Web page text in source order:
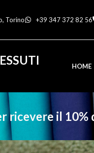
Torino +39 347 372 82 56
HOME
ricevere il